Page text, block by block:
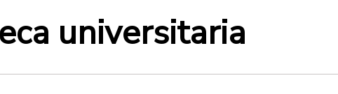
universitaria